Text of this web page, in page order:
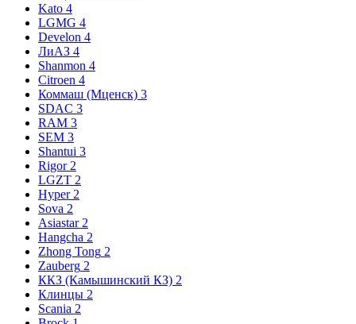
Kato 4
LGMG 4
Develon 4
ЛиАЗ 4
Shanmon 4
Citroen 4
Коммаш (Мценск) 3
SDAC 3
RAM 3
SEM 3
Shantui 3
Rigor 2
LGZT 2
Hyper 2
Sova 2
Asiastar 2
Hangcha 2
Zhong Tong 2
Zauberg 2
ККЗ (Камышинский КЗ) 2
Клинцы 2
Scania 2